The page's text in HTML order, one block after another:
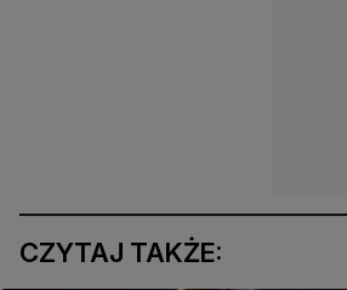
CZYTAJ TAKŻE: